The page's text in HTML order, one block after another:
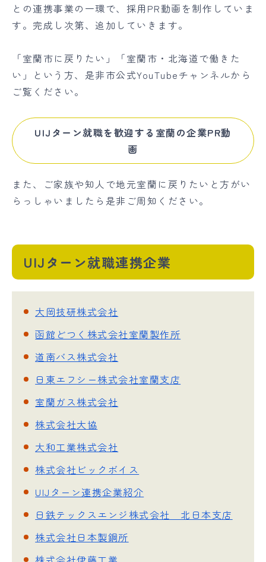
との連携事業の一環で、採用PR動画を制作していま
す。完成し次第、追加していきます。
「室蘭市に戻りたい」「室蘭市・北海道で働きた
い」という方、是非市公式YouTubeチャンネルから
ご覧ください。
UIJターン就職を歓迎する室蘭の企業PR動
画
また、ご家族や知人で地元室蘭に戻りたいと方がい
らっしゃいましたら是非ご周知ください。
UIJターン就職連携企業
大岡技研株式会社
函館どつく株式会社室蘭製作所
道南バス株式会社
日東エフシー株式会社室蘭支店
室蘭ガス株式会社
株式会社大協
大和工業株式会社
株式会社ビックボイス
UIJターン連携企業紹介
日鉄テックスエンジ株式会社 北日本支店
株式会社日本製鋼所